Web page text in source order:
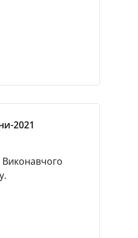
2021
Виконавчого